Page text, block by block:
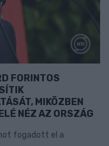
FORINTOS
MIKÖZBEN
NÉZ AZ ORSZÁG
fogadott el a